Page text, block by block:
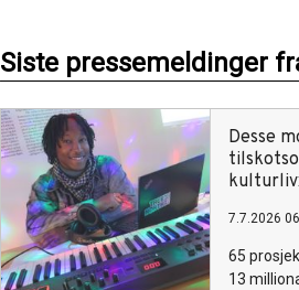
Siste pressemeldinger
Desse
7.7.2026
65
13